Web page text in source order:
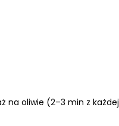
na oliwie (2–3 min z każdej